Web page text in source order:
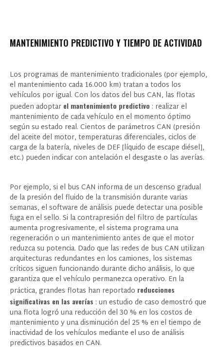
MANTENIMIENTO PREDICTIVO Y TIEMPO DE ACTIVIDAD
Los programas de mantenimiento tradicionales (por ejemplo,
el mantenimiento cada 16.000 km) tratan a todos los
vehículos por igual. Con los datos del bus CAN, las flotas
pueden adoptar el mantenimiento predictivo : realizar el
mantenimiento de cada vehículo en el momento óptimo
según su estado real. Cientos de parámetros CAN (presión
del aceite del motor, temperaturas diferenciales, ciclos de
carga de la batería, niveles de DEF [líquido de escape diésel],
etc.) pueden indicar con antelación el desgaste o las averías.
Por ejemplo, si el bus CAN informa de un descenso gradual
de la presión del fluido de la transmisión durante varias
semanas, el software de análisis puede detectar una posible
fuga en el sello. Si la contrapresión del filtro de partículas
aumenta progresivamente, el sistema programa una
regeneración o un mantenimiento antes de que el motor
reduzca su potencia. Dado que las redes de bus CAN utilizan
arquitecturas redundantes en los camiones, los sistemas
críticos siguen funcionando durante dicho análisis, lo que
garantiza que el vehículo permanezca operativo. En la
práctica, grandes flotas han reportado reducciones
significativas en las averías : un estudio de caso demostró que
una flota logró una reducción del 30 % en los costos de
mantenimiento y una disminución del 25 % en el tiempo de
inactividad de los vehículos mediante el uso de análisis
predictivos basados ​​en CAN.